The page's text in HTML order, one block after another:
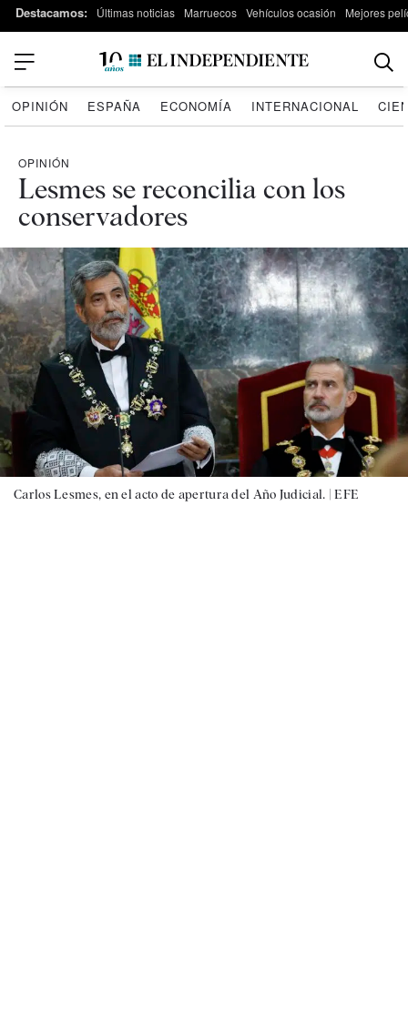
Destacamos: Últimas noticias Marruecos Vehículos ocasión Mejores
OPINIÓN ESPAÑA ECONOMÍA INTERNACIONAL
OPINIÓN
Lesmes se reconcilia con los
conservadores
Carlos Lesmes, en el acto de apertura del Año Judicial. |EFE